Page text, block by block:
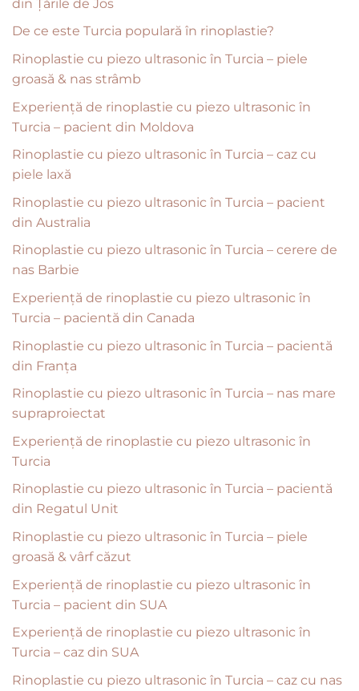
din Țările de Jos
De ce este Turcia populară în rinoplastie?
Rinoplastie cu piezo ultrasonic în Turcia – piele
groasă & nas strâmb
Experiență de rinoplastie cu piezo ultrasonic în
Turcia – pacient din Moldova
Rinoplastie cu piezo ultrasonic în Turcia – caz cu
piele laxă
Rinoplastie cu piezo ultrasonic în Turcia – pacient
din Australia
Rinoplastie cu piezo ultrasonic în Turcia – cerere de
nas Barbie
Experiență de rinoplastie cu piezo ultrasonic în
Turcia – pacientă din Canada
Rinoplastie cu piezo ultrasonic în Turcia – pacientă
din Franța
Rinoplastie cu piezo ultrasonic în Turcia – nas mare
supraproiectat
Experiență de rinoplastie cu piezo ultrasonic în
Turcia
Rinoplastie cu piezo ultrasonic în Turcia – pacientă
din Regatul Unit
Rinoplastie cu piezo ultrasonic în Turcia – piele
groasă & vârf căzut
Experiență de rinoplastie cu piezo ultrasonic în
Turcia – pacient din SUA
Experiență de rinoplastie cu piezo ultrasonic în
Turcia – caz din SUA
Rinoplastie cu piezo ultrasonic în Turcia – caz cu nas